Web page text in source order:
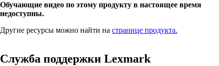
Обучающие видео по этому продукту в настоящее время
недоступны.
Другие ресурсы можно найти на странице продукта.
Служба поддержки Lexmark